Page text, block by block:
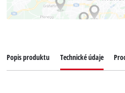
Popis produktu Technické údaje